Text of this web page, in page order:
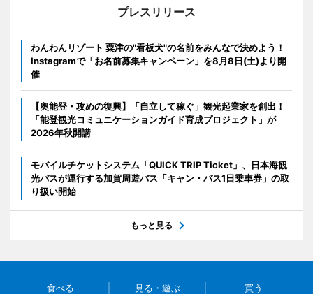
プレスリリース
わんわんリゾート 粟津の"看板犬"の名前をみんなで決めよう！
Instagramで「お名前募集キャンペーン」を8月8日(土)より開
催
【奥能登・攻めの復興】「自立して稼ぐ」観光起業家を創出！
「能登観光コミュニケーションガイド育成プロジェクト」が
2026年秋開講
モバイルチケットシステム「QUICK TRIP Ticket」、日本海観
光バスが運行する加賀周遊バス「キャン・バス1日乗車券」の取
り扱い開始
もっと見る
食べる 見る・遊ぶ 買う